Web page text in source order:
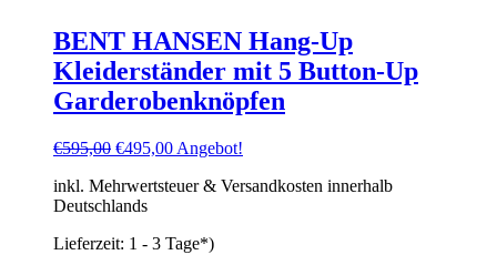
BENT HANSEN Hang-Up
Kleiderständer mit 5 Button-Up
Garderobenknöpfen
€595,00 Ursprünglicher
war:
€595,00
€495,00Aktueller
ist:
Angebot!
inkl. Mehrwertsteuer & Versandkosten innerhalb
Deutschlands
Lieferzeit: 1 - 3 Tage*)